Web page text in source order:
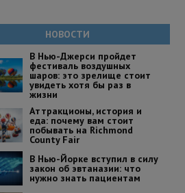
НОВОСТИ
В Нью-Джерси пройдет
фестиваль воздушных
шаров: это зрелище стоит
увидеть хотя бы раз в
жизни
Аттракционы, история и
еда: почему вам стоит
побывать на Richmond
County Fair
В Нью-Йорке вступил в силу
закон об эвтаназии: что
нужно знать пациентам